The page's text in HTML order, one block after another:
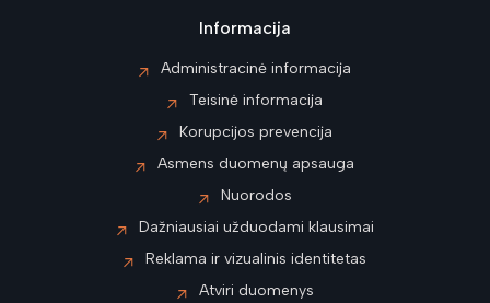
Informacija
Administracinė informacija
Teisinė informacija
Korupcijos prevencija
Asmens duomenų apsauga
Nuorodos
Dažniausiai užduodami klausimai
Reklama ir vizualinis identitetas
Atviri duomenys